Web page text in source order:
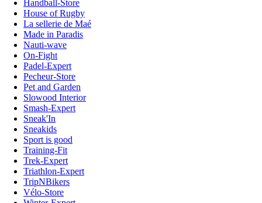
Handball-Store
House of Rugby
La sellerie de Maé
Made in Paradis
Nauti-wave
On-Fight
Padel-Expert
Pecheur-Store
Pet and Garden
Slowood Interior
Smash-Expert
Sneak'In
Sneakids
Sport is good
Training-Fit
Trek-Expert
Triathlon-Expert
TripNBikers
Vélo-Store